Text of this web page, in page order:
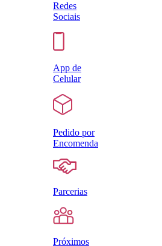
Redes
Sociais
App de
Celular
Pedido por
Encomenda
Parcerias
Próximos